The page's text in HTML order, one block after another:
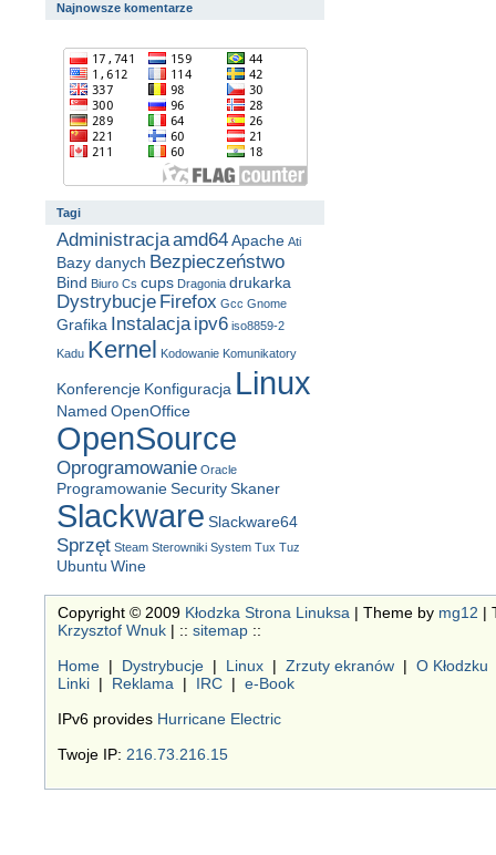
Najnowsze komentarze
Tagi
Administracjaamd64Apache Ati
Bazy danych Bezpieczeństwo
Bind Biuro Cs cups Dragonia drukarka
Dystrybucje Firefox Gcc Gnome
Grafika Instalacja ipv6 iso8859-2
Kadu Kernel Kodowanie Komunikatory
Konferencje Konfiguracja Linux
Named OpenOffice
OpenSource
Oprogramowanie Oracle
ProgramowanieSecuritySkaner
Slackware Slackware64
Sprzęt Steam Sterowniki System Tux Tuz
Ubuntu Wine
Copyright © 2009 Kłodzka Strona Linuksa | Theme by mg12 |
Krzysztof Wnuk | :: sitemap ::
Home | Dystrybucje | Linux | Zrzuty ekranów | O Kłodzku
Linki | Reklama | IRC | e-Book
IPv6 provides Hurricane Electric
Twoje IP: 216.73.216.15